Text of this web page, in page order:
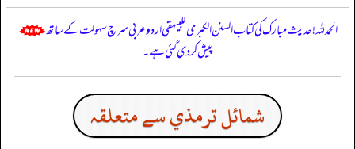
الحمدللہ! حدیث مبارک کی کتاب السنن الكبرى للبيهقي اردو عربی سرچ سہولت کے ساتھ
پیش کر دی گئی ہے۔
شمائل ترمذي سے متعلقہ